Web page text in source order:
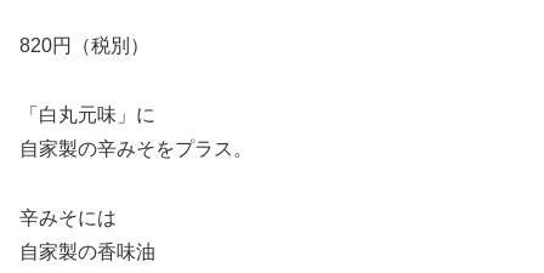
820円（税別）
「白丸元味」に
自家製の辛みそをプラス。
辛みそには
自家製の香味油